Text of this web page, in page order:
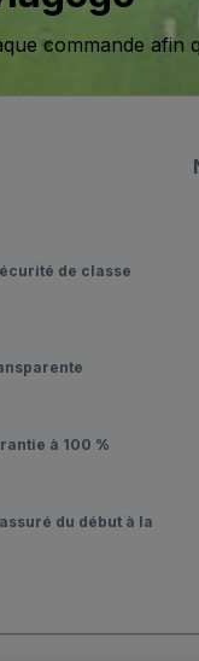
commande afin
de classe
à 100 %
du début à la